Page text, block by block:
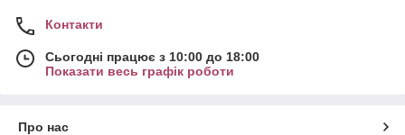
Контакти
Сьогодні працює з 10:00 до 18:00
Показати весь графік роботи
Про нас